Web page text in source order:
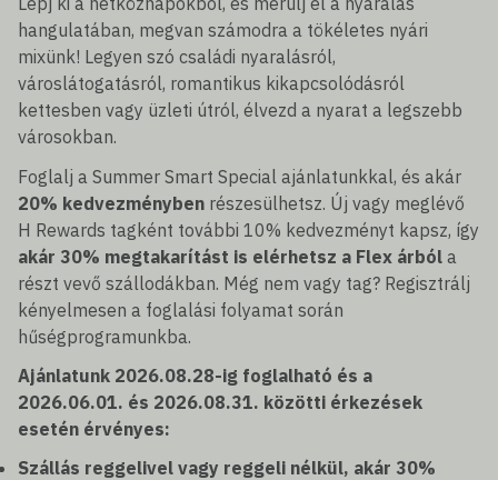
hangulatában, megvan számodra a tökéletes nyári
mixünk! Legyen szó családi nyaralásról,
városlátogatásról, romantikus kikapcsolódásról
kettesben vagy üzleti útról, élvezd a nyarat a legszebb
városokban.
Foglalj a Summer Smart Special ajánlatunkkal, és akár
20% kedvezményben részesülhetsz. Új vagy meglévő
H Rewards tagként további 10% kedvezményt kapsz, így
akár 30% megtakarítást is elérhetsz a Flex árból a
részt vevő szállodákban. Még nem vagy tag? Regisztrálj
kényelmesen a foglalási folyamat során
hűségprogramunkba.
Ajánlatunk 2026.08.28-ig foglalható és a
2026.06.01. és 2026.08.31. közötti érkezések
esetén érvényes:
Szállás reggelivel vagy reggeli nélkül, akár 30%